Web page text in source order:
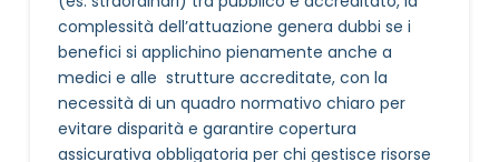
complessità dell’attuazione genera dubbi se i
benefici si applichino pienamente anche a
medici e alle strutture accreditate, con la
necessità di un quadro normativo chiaro per
evitare disparità e garantire copertura
assicurativa obbligatoria per chi gestisce risorse